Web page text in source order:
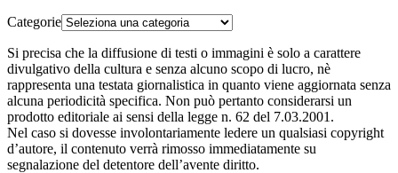
Categorie
Si precisa che la diffusione di testi o immagini è solo a carattere
divulgativo della cultura e senza alcuno scopo di lucro, nè
rappresenta una testata giornalistica in quanto viene aggiornata senza
alcuna periodicità specifica. Non può pertanto considerarsi un
prodotto editoriale ai sensi della legge n. 62 del 7.03.2001.
Nel caso si dovesse involontariamente ledere un qualsiasi copyright
d’autore, il contenuto verrà rimosso immediatamente su
segnalazione del detentore dell’avente diritto.